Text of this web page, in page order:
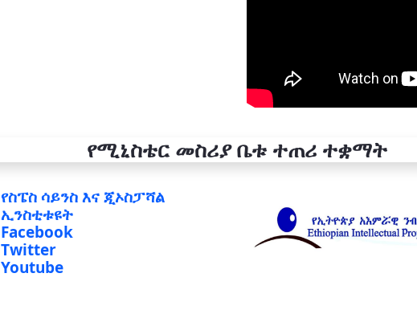
የሚኒስቴር መስሪያ ቤቱ ተጠሪ ተቋማት
የስፔስ ሳይንስ እና ጂኦስፓሻል
ኢንስቲቱዩት
Facebook
Twitter
Youtube